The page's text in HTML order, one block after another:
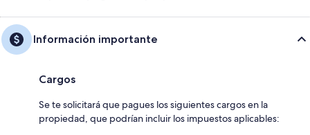
Información importante
Cargos
Se te solicitará que pagues los siguientes cargos en la
propiedad, que podrían incluir los impuestos aplicables: